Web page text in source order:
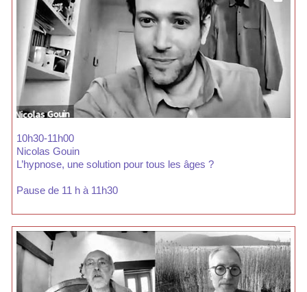
10h30-11h00
Nicolas Gouin
L’hypnose, une solution pour tous les âges ?
Pause de 11 h à 11h30